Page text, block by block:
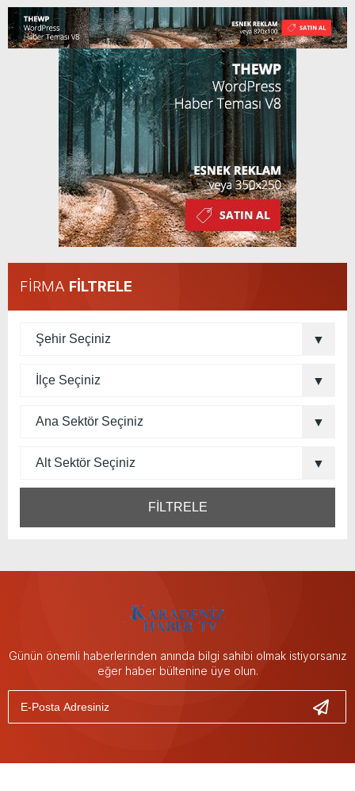
FİRMA FİLTRELE
FİLTRELE
Günün önemli haberlerinden anında bilgi sahibi olmak istiyorsanız
eğer haber bültenine üye olun.